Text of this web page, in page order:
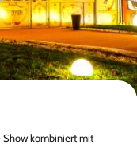
Show kombiniert mit